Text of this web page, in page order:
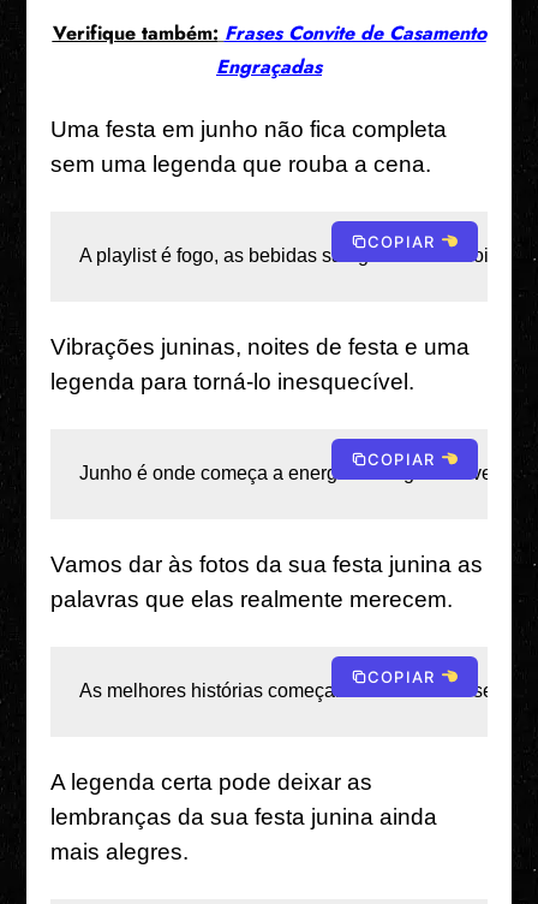
Verifique também: Frases Convite de Casamento
Engraçadas
Uma festa em junho não fica completa
sem uma legenda que rouba a cena.
A playlist é fogo, as bebidas são geladas e a noite
COPIAR
Vibrações juninas, noites de festa e uma
legenda para torná-lo inesquecível.
Junho é onde começa a energia selvagem do verão
COPIAR
Vamos dar às fotos da sua festa junina as
palavras que elas realmente merecem.
As melhores histórias começam com “Lembre-se
COPIAR
A legenda certa pode deixar as
lembranças da sua festa junina ainda
mais alegres.